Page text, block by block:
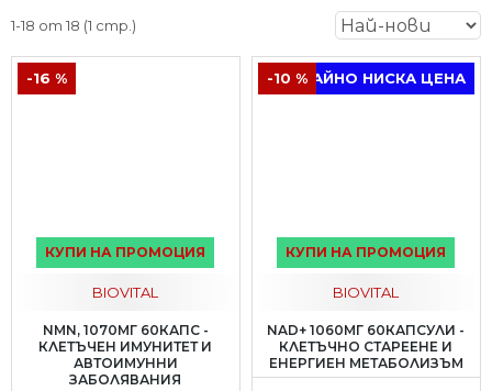
1-18 от 18 (1 стр.)
КУПИ НА ПРОМОЦИЯ
-16 %
BIOVITAL
NMN, 1070МГ 60КАПС -
КЛЕТЪЧЕН ИМУНИТЕТ И
АВТОИМУННИ
ЗАБОЛЯВАНИЯ
ТРАЙНО НИСКА ЦЕНА
КУПИ НА ПРОМОЦИЯ
-10 %
BIOVITAL
NAD+ 1060МГ 60КАПСУЛИ -
КЛЕТЪЧНО СТАРЕЕНЕ И
ЕНЕРГИЕН МЕТАБОЛИЗЪМ